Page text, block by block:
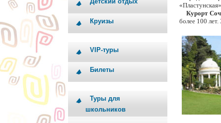
Круизы
VIP-туры
Билеты
Туры для
школьников
Курорт
более 100